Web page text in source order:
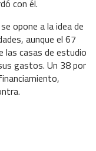
con él.
opone a la idea de
aunque el 67
las casas de estudio
gastos. Un 38 por